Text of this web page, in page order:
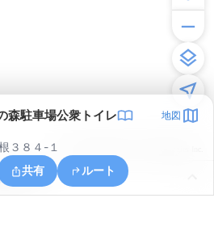
森駐車場公衆トイレ 地図
３８４-１
共有 ルート
根町箱根